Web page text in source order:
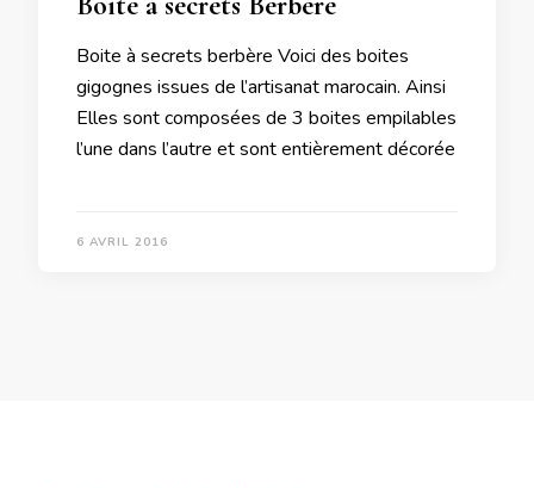
Boite à secrets berbère Voici des boites
gigognes issues de l’artisanat marocain. Ainsi
Elles sont composées de 3 boites empilables
l’une dans l’autre et sont entièrement décorée
6 AVRIL 2016